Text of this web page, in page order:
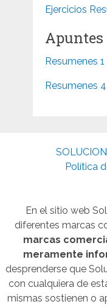
Ejercicios
Apuntes
Resumenes
Resumenes
Política
En el sitio web
diferentes marcas
marcas
meramente
desprenderse que
con cualquiera de
mismas sostienen o